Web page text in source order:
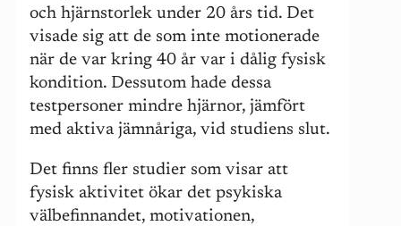
och hjärnstorlek under 20 års tid. Det
visade sig att de som inte motionerade
när de var kring 40 år var i dålig fysisk
kondition. Dessutom hade dessa
testpersoner mindre hjärnor, jämfört
med aktiva jämnåriga, vid studiens slut.
Det finns fler studier som visar att
fysisk aktivitet ökar det psykiska
välbefinnandet, motivationen,